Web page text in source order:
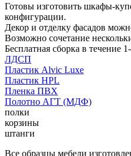
Готовы изготовить шкафы-
конфигурации.
Декор и отделку фасадов
Возможно сочетание
Бесплатная сборка в течение
ЛДСП
Пластик Alvic Luxe
Пластик HPL
Пленка ПВХ
Полотно АГТ (МДФ)
полки
корзины
штанги
Все образцы мебели